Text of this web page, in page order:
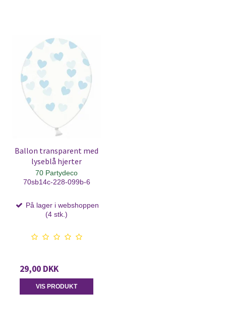
Ballon transparent med
lyseblå hjerter
70 Partydeco
70sb14c-228-099b-6
På lager i webshoppen
(4 stk.)
29,00 DKK
VIS PRODUKT